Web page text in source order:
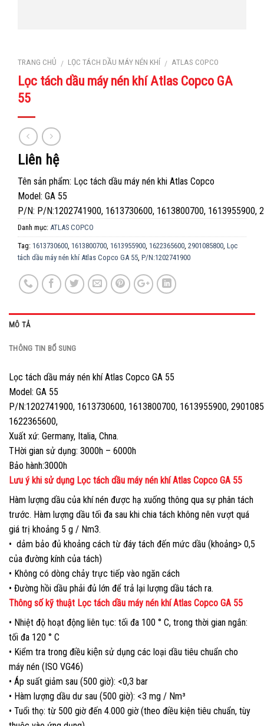
TRANG CHỦ / LỌC TÁCH DẦU MÁY NÉN KHÍ / ATLAS COPCO
Lọc tách dầu máy nén khí Atlas Copco GA
55
Liên hệ
Tên sản phẩm: Lọc tách dầu máy nén khi Atlas Copco
Model: GA 55
P/N: P/N:1202741900, 1613730600, 1613800700, 1613955900,
Danh mục: ATLAS COPCO
Tag: 1613730600 1613800700 1613955900 1622365600 2901085800 Lọc
tách dầu máy nén khí Atlas Copco GA 55 P/N:1202741900
MÔ TẢ
THÔNG TIN BỔ SUNG
Lọc tách dầu máy nén khí Atlas Copco GA 55
Model: GA 55
P/N:1202741900, 1613730600, 1613800700, 1613955900,
1622365600,
Xuất xứ: Germany, Italia, Chna.
THời gian sử dụng: 3000h – 6000h
Bảo hành:3000h
Lưu ý khi sử dụng Lọc tách dầu máy nén khí Atlas Copco GA 55
Hàm lượng dầu của khí nén được hạ xuống thông qua sự phân tách
trước. Hàm lượng dầu tối đa sau khi chia tách không nên vượt quá
giá trị khoảng 5 g / Nm3.
• dảm bảo đủ khoảng cách từ đáy tách đến mức dầu (khoảng> 0,5
của đường kính của tách)
• Không có dòng chảy trực tiếp vào ngăn cách
• Đường hồi dầu phải đủ lớn để trả lại lượng dầu tách ra.
Thông số kỹ thuật Lọc tách dầu máy nén khí Atlas Copco GA 55
• Nhiệt độ hoạt động liên tục: tối đa 100 ° C, trong thời gian ngắn:
tối đa 120 ° C
• Kiểm tra trong điều kiện sử dụng các loại dầu tiêu chuẩn cho
máy nén (ISO VG46)
• Áp suất giảm sau (500 giờ): <0,3 bar
• Hàm lượng dầu dư sau (500 giờ): <3 mg / Nm³
• Tuổi thọ: từ 500 giờ đến 4.000 giờ (theo điều kiện tiêu chuẩn, tùy